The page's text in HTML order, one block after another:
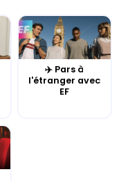
✈️ Pars à
l'étranger avec
EF